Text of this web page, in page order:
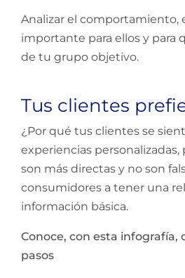
Analizar el comportamiento,
importante para ellos y para
de tu grupo objetivo.
Tus clientes
¿Por qué tus clientes se
experiencias
son más directas y no son
consumidores a tener una
información básica.
Conoce, con esta
pasos